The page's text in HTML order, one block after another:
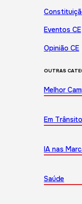
Eventos CE
Opinião CE
OUTRAS
Melhor
Em Trânsito
IA nas
Saúde